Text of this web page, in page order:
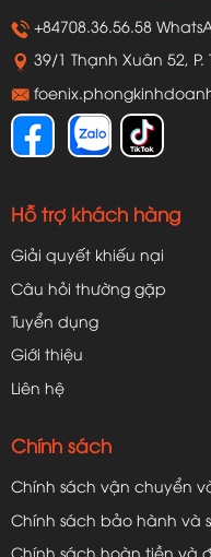
+84708.36.56.58
39/1 Thạnh Xuân 52, P.
Hỗ trợ khách hàng
Giải quyết khiếu nại
Câu hỏi thường gặp
Tuyển dụng
Giới thiệu
Liên hệ
Chính sách
Chính sách vận chuyển
Chính sách bảo hành và
Chính sách hoàn tiền và